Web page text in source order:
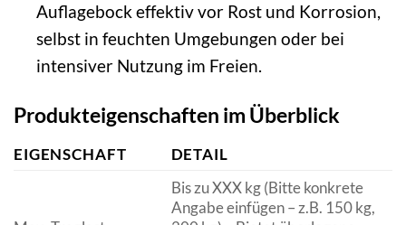
Auflagebock effektiv vor Rost und Korrosion,
selbst in feuchten Umgebungen oder bei
intensiver Nutzung im Freien.
Produkteigenschaften im Überblick
EIGENSCHAFT DETAIL
Bis zu XXX kg (Bitte konkrete
Angabe einfügen – z.B. 150 kg,